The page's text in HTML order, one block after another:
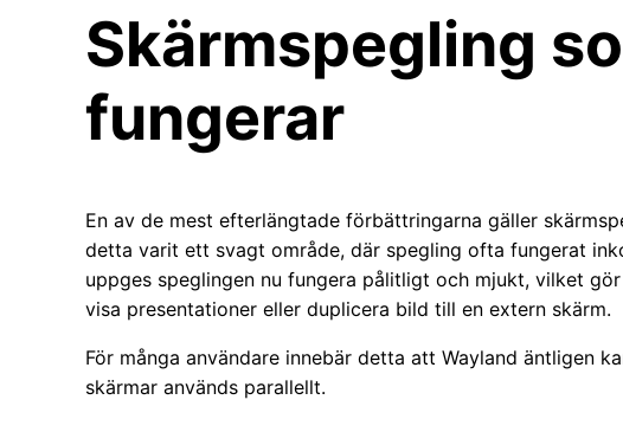
Skärmspegling
fungerar
En av de mest efterlängtade förbättringarna gäller
detta varit ett svagt område, där spegling ofta fungerat
uppges speglingen nu fungera pålitligt och mjukt, vilket
visa presentationer eller duplicera bild till en extern skärm.
För många användare innebär detta att Wayland äntligen
skärmar används parallellt.